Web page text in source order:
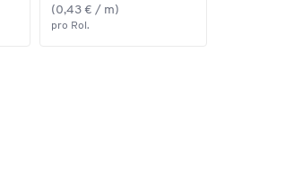
(0,43 € / m)
pro Rol.